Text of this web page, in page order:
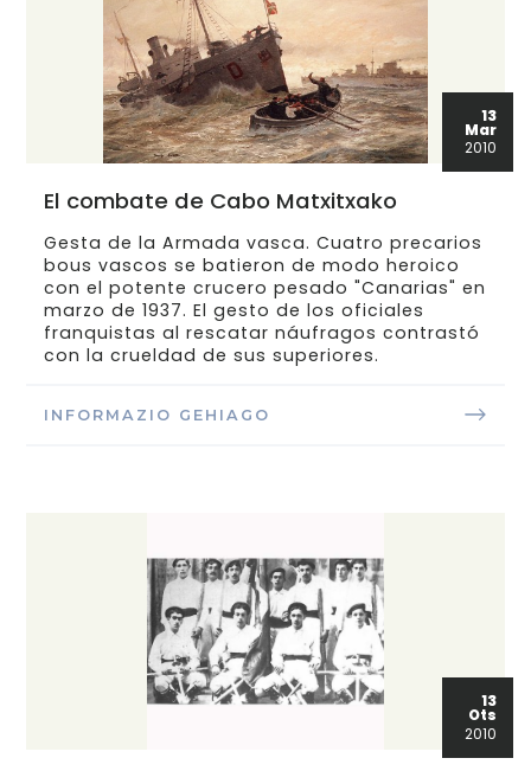
13
Mar
2010
El combate de Cabo Matxitxako
Gesta de la Armada vasca. Cuatro precarios
bous vascos se batieron de modo heroico
con el potente crucero pesado "Canarias" en
marzo de 1937. El gesto de los oficiales
franquistas al rescatar náufragos contrastó
con la crueldad de sus superiores.
INFORMAZIO GEHIAGO
13
Ots
2010